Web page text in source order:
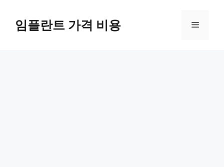
content임플란트 가격 비용 Menu